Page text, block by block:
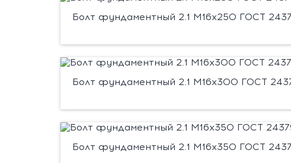
Болт фундаментный 2.1 М16х250 ГОСТ
Болт фундаментный 2.1 М16х300 ГОСТ
Болт фундаментный 2.1 М16х350 ГОСТ